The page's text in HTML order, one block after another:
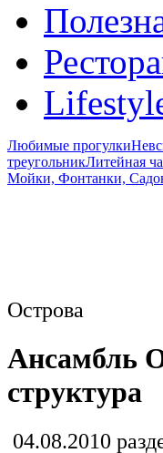
Любимые прогулки
треугольникЛитейная
Мойки, Фонтанки,
Острова
Ансамбль
структура
04.08.2010